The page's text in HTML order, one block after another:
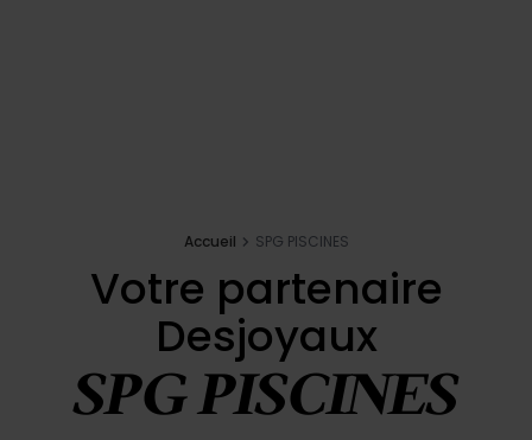
Accueil SPG PISCINES
Votre partenaire
Desjoyaux
SPG PISCINES